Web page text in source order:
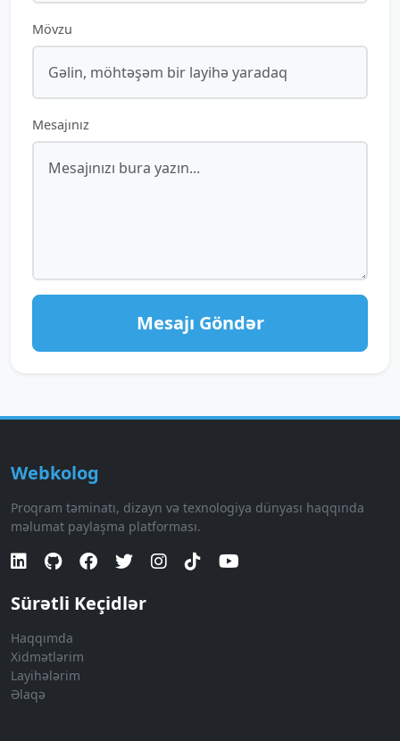
Mövzu
Mesajınız
Mesajı Göndər
Webkolog
Proqram təminatı, dizayn və texnologiya dünyası haqqında
məlumat paylaşma platforması.
Sürətli Keçidlər
Haqqımda
Xidmətlərim
Layihələrim
Əlaqə